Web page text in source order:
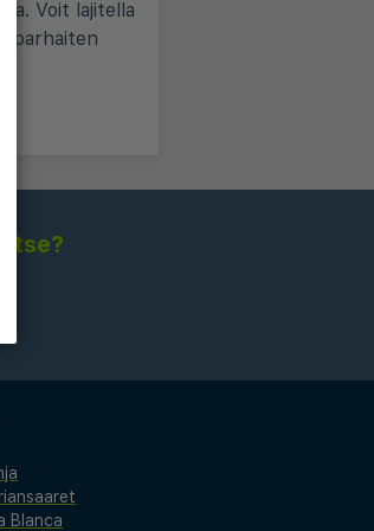
Voit lajitella
parhaiten
Blanca